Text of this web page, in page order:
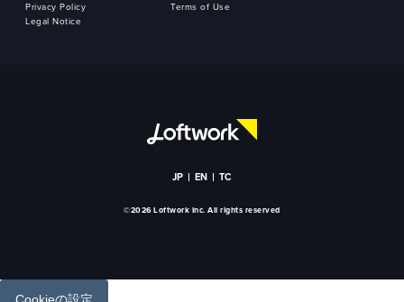
Privacy Policy
Terms of Use
Legal Notice
JP EN TC
©2026 Loftwork Inc. All rights reserved